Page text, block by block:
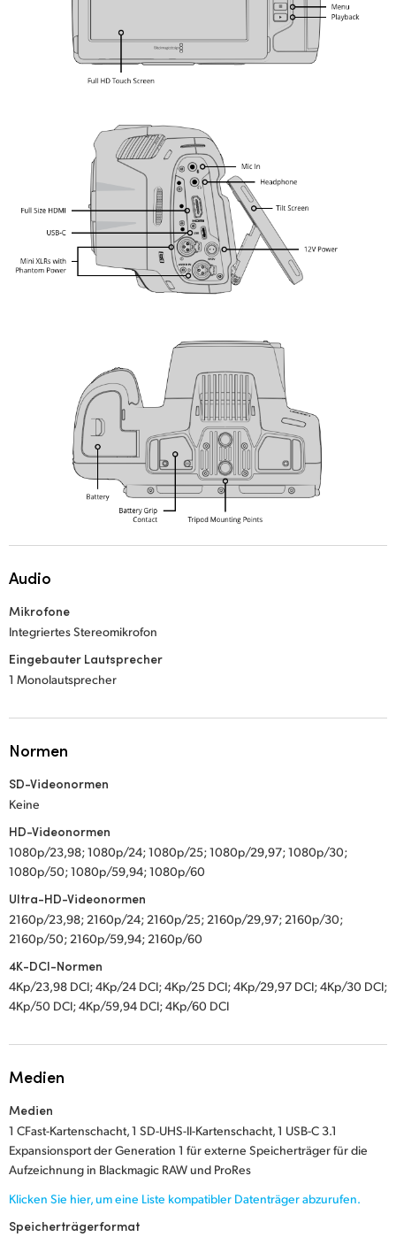
Audio
Mikrofone
Integriertes Stereomikrofon
Eingebauter Lautsprecher
1 Monolautsprecher
Normen
SD-Videonormen
Keine
HD-Videonormen
1080p/23,98; 1080p/24; 1080p/25; 1080p/29,97; 1080p/30;
1080p/50; 1080p/59,94; 1080p/60
Ultra-HD-Videonormen
2160p/23,98; 2160p/24; 2160p/25; 2160p/29,97; 2160p/30;
2160p/50; 2160p/59,94; 2160p/60
4K-DCI-Normen
4Kp/23,98 DCI; 4Kp/24 DCI; 4Kp/25 DCI; 4Kp/29,97 DCI; 4Kp/30 DCI;
4Kp/50 DCI; 4Kp/59,94 DCI; 4Kp/60 DCI
Medien
Medien
1 CFast-Kartenschacht, 1 SD-UHS-II-Kartenschacht, 1 USB-C 3.1
Expansionsport der Generation 1 für externe Speicherträger für die
Aufzeichnung in Blackmagic RAW und ProRes
Klicken Sie hier, um eine Liste kompatibler Datenträger abzurufen.
Speicherträgerformat